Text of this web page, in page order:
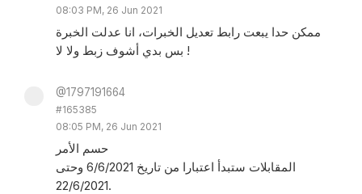
08:03 PM, 26 Jun 2021
ممكن حدا يبعت رابط تعديل الخبرات، انا عدلت الخبرة
بس بدي أشوف زبط ولا لا !
@1797191664
#165385
08:05 PM, 26 Jun 2021
حسم الأمر
المقابلات ستبدأ اعتبارا من تاريخ 6/6/2021 وحتى
22/6/2021.